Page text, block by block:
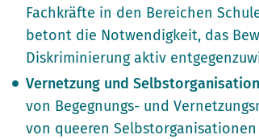
Fachkräfte in den Bereichen
betont die Notwendigkeit, das
Diskriminierung aktiv
Vernetzung und
von Begegnungs- und
von queeren